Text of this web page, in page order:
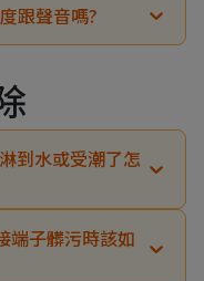
跟聲音嗎?
到水或受潮了怎
端子髒污時該如